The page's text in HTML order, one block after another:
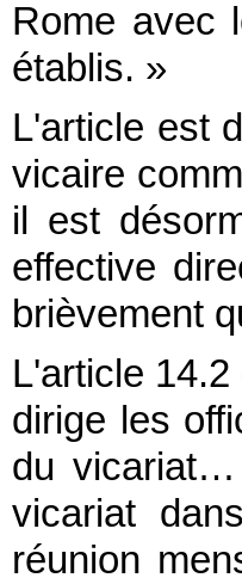
Rome avec
établis. »
L'article est
vicaire
il est
effective
brièvement
L'article
dirige les
du
vicariat
réunion